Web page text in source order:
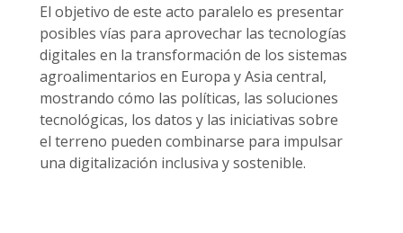
El objetivo de este acto paralelo es presentar
posibles vías para aprovechar las tecnologías
digitales en la transformación de los sistemas
agroalimentarios en Europa y Asia central,
mostrando cómo las políticas, las soluciones
tecnológicas, los datos y las iniciativas sobre
el terreno pueden combinarse para impulsar
una digitalización inclusiva y sostenible.